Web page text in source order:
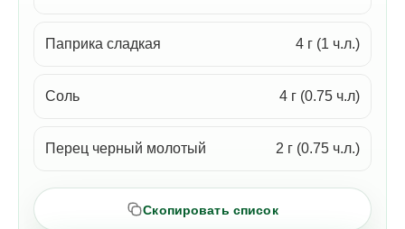
Паприка сладкая 4 г (1 ч.л.)
Соль 4 г (0.75 ч.л)
Перец черный молотый 2 г (0.75 ч.л.)
Скопировать список